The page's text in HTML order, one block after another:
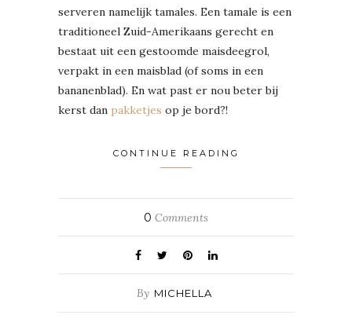
serveren namelijk tamales. Een tamale is een
traditioneel Zuid-Amerikaans gerecht en
bestaat uit een gestoomde maisdeegrol,
verpakt in een maisblad (of soms in een
bananenblad). En wat past er nou beter bij
kerst dan pakketjes op je bord?!
CONTINUE READING
0 Comments
By MICHELLA